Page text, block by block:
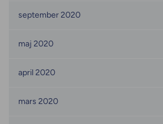
september 2020
maj 2020
april 2020
mars 2020